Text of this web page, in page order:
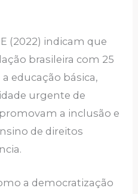
(2022) indicam que
brasileira com 25
educação básica,
urgente de
a inclusão e
de direitos
a democratização